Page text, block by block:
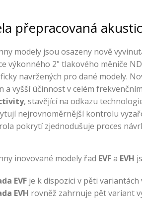
přepracovaná
modely jsou osazeny nově
výkonného 2" tlakového měniče
navržených pro dané modely.
a vyšší účinnost v celém
, stavějící na odkazu
nejrovnoměrnější kontrolu
pokrytí zjednodušuje proces
inovované modely řad EVFa EVH
EVF je k dispozici v pěti variantách
EVH rovněž zahrnuje pět variant